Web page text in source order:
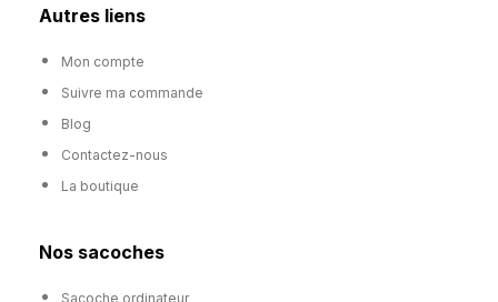
Autres liens
Mon compte
Suivre ma commande
Blog
Contactez-nous
La boutique
Nos sacoches
Sacoche ordinateur